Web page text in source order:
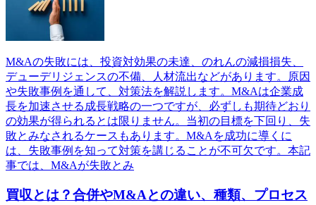
M&Aの失敗には、投資対効果の未達、のれんの減損損失、
デューデリジェンスの不備、人材流出などがあります。原因
や失敗事例を通して、対策法を解説します。M&Aは企業成
長を加速させる成長戦略の一つですが、必ずしも期待どおり
の効果が得られるとは限りません。当初の目標を下回り、失
敗とみなされるケースもあります。M&Aを成功に導くに
は、失敗事例を知って対策を講じることが不可欠です。本記
事では、M&Aが失敗とみ
買収とは？合併やM&Aとの違い、種類、プロセス